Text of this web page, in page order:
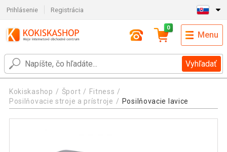
Prihlásenie Registrácia
Vyhľadať
0
Menu
Kokiskashop Šport
Fitness
Posilňovacie stroje a prístroje
Posilňovacie lavice